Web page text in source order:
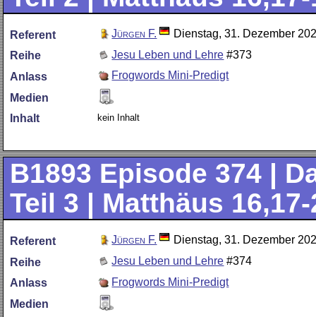
Referent Jürgen F.
Dienstag, 31. Dezember
Reihe
Jesu Leben und Lehre #373
Anlass
Frogwords Mini-Predigt
Medien
Inhalt
kein Inhalt
B1893 Episode 374 |
Teil 3 | Matthäus 16,17-
Referent Jürgen F.
Dienstag, 31. Dezember
Reihe
Jesu Leben und Lehre #374
Anlass
Frogwords Mini-Predigt
Medien